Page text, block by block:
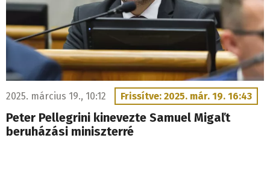
2025. március 19., 10:12 Frissítve: 2025. már. 19. 16:43
Peter Pellegrini kinevezte Samuel Migaľt
beruházási miniszterré